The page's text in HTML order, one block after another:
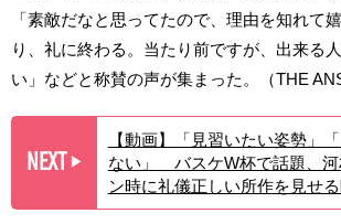
「素敵だなと思ってたので、理由を知れて
り、礼に終わる。当たり前ですが、出来る
い」などと称賛の声が集まった。（THE
NEXT ▶︎
【動画】「見習いたい姿勢」
ない」 バスケW杯で話題、河
ン時に礼儀正しい所作を見せ